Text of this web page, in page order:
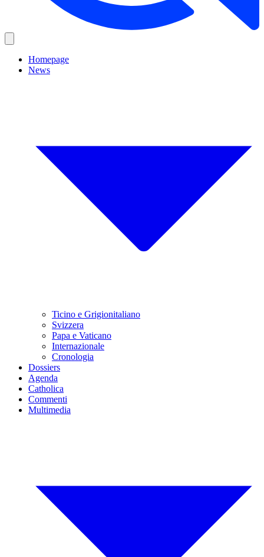
Homepage
News
Ticino e Grigionitaliano
Svizzera
Papa e Vaticano
Internazionale
Cronologia
Dossiers
Agenda
Catholica
Commenti
Multimedia